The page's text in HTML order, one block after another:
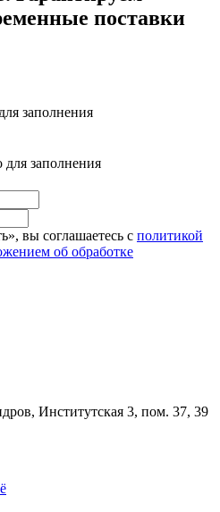
поставки
заполнения
заполнения
вы соглашаетесь с политикой
об обработке
Институтская 3, пом. 37, 39